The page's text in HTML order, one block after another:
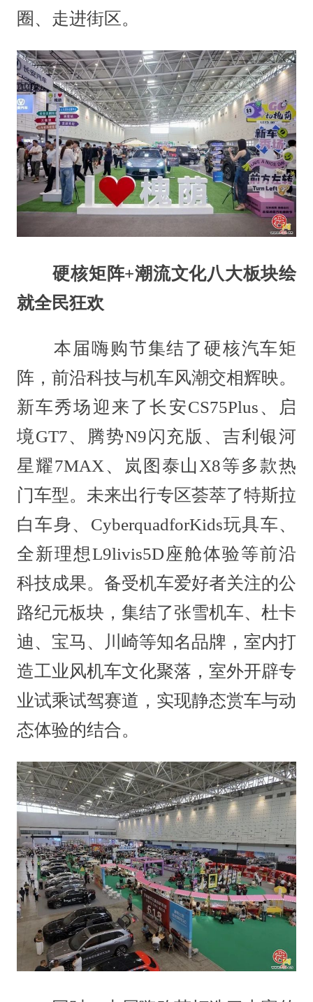
圈、走进街区。
硬核矩阵+潮流文化八大板块绘
就全民狂欢
本届嗨购节集结了硬核汽车矩
阵，前沿科技与机车风潮交相辉映。
新车秀场迎来了长安CS75Plus、启
境GT7、腾势N9闪充版、吉利银河
星耀7MAX、岚图泰山X8等多款热
门车型。未来出行专区荟萃了特斯拉
白车身、CyberquadforKids玩具车、
全新理想L9livis5D座舱体验等前沿
科技成果。备受机车爱好者关注的公
路纪元板块，集结了张雪机车、杜卡
迪、宝马、川崎等知名品牌，室内打
造工业风机车文化聚落，室外开辟专
业试乘试驾赛道，实现静态赏车与动
态体验的结合。